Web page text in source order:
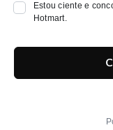
Estou ciente e
Hotmart.